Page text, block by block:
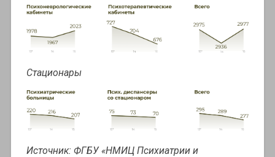
Стационары
Источник: ФГБУ «НМИЦ Психиатрии и